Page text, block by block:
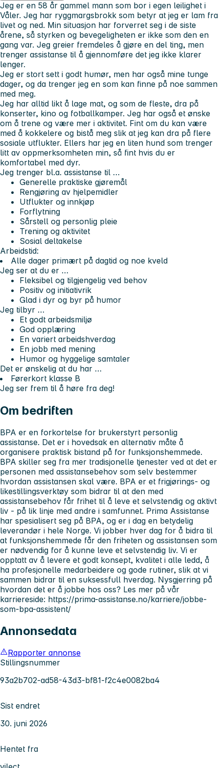
Jeg er en 58 år gammel mann som bor i egen leilighet i
Våler. Jeg har ryggmargsbrokk som betyr at jeg er lam fra
livet og ned. Min situasjon har forverret seg i de siste
årene, så styrken og bevegeligheten er ikke som den en
gang var. Jeg greier fremdeles å gjøre en del ting, men
trenger assistanse til å gjennomføre det jeg ikke klarer
lenger.
Jeg er stort sett i godt humør, men har også mine tunge
dager, og da trenger jeg en som kan finne på noe sammen
med meg.
Jeg har alltid likt å lage mat, og som de fleste, dra på
konserter, kino og fotballkamper. Jeg har også et ønske
om å trene og være mer i aktivitet. Fint om du kan være
med å kokkelere og bistå meg slik at jeg kan dra på flere
sosiale utflukter. Ellers har jeg en liten hund som trenger
litt av oppmerksomheten min, så fint hvis du er
komfortabel med dyr.
Jeg trenger bl.a. assistanse til …
Generelle praktiske gjøremål
Rengjøring av hjelpemidler
Utflukter og innkjøp
Forflytning
Sårstell og personlig pleie
Trening og aktivitet
Sosial deltakelse
Arbeidstid:
Alle dager primært på dagtid og noe kveld
Jeg ser at du er …
Fleksibel og tilgjengelig ved behov
Positiv og initiativrik
Glad i dyr og byr på humor
Jeg tilbyr …
Et godt arbeidsmiljø
God opplæring
En variert arbeidshverdag
En jobb med mening
Humor og hyggelige samtaler
Det er ønskelig at du har …
Førerkort klasse B
Jeg ser frem til å høre fra deg!
Om bedriften
BPA er en forkortelse for brukerstyrt personlig
assistanse. Det er i hovedsak en alternativ måte å
organisere praktisk bistand på for funksjonshemmede.
BPA skiller seg fra mer tradisjonelle tjenester ved at det er
personen med assistansebehov som selv bestemmer
hvordan assistansen skal være. BPA er et frigjørings- og
likestillingsverktøy som bidrar til at den med
assistansebehov får frihet til å leve et selvstendig og aktivt
liv - på lik linje med andre i samfunnet. Prima Assistanse
har spesialisert seg på BPA, og er i dag en betydelig
leverandør i hele Norge. Vi jobber hver dag for å bidra til
at funksjonshemmede får den friheten og assistansen som
er nødvendig for å kunne leve et selvstendig liv. Vi er
opptatt av å levere et godt konsept, kvalitet i alle ledd, å
ha profesjonelle medarbeidere og gode rutiner, slik at vi
sammen bidrar til en suksessfull hverdag. Nysgjerring på
hvordan det er å jobbe hos oss? Les mer på vår
karriereside: https://prima-assistanse.no/karriere/jobbe-
som-bpa-assistent/
Annonsedata
Rapporter annonse
Stillingsnummer
93a2b702-ad58-43d3-bf81-f2c4e0082ba4
Sist endret
30. juni 2026
Hentet fra